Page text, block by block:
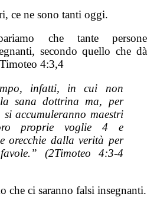
ce ne sono tanti oggi.
che tante persone
secondo quello che dà
4:3,4
infatti, in cui non
sana dottrina ma, per
accumuleranno maestri
proprie voglie 4 e
orecchie dalla verità per
(2Timoteo 4:3-4
che ci saranno falsi insegnanti.